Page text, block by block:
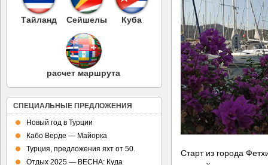
Старт из города
Тайланд Сейшелы Куба
расчет маршрута
СПЕЦИАЛЬНЫЕ ПРЕДЛОЖЕНИЯ
Новый год в Турции
Кабо Верде — Майорка
Турция, предложения яхт от 50.
Отдых 2025 — ВЕСНА: Куда